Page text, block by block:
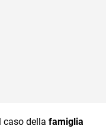
caso della famiglia